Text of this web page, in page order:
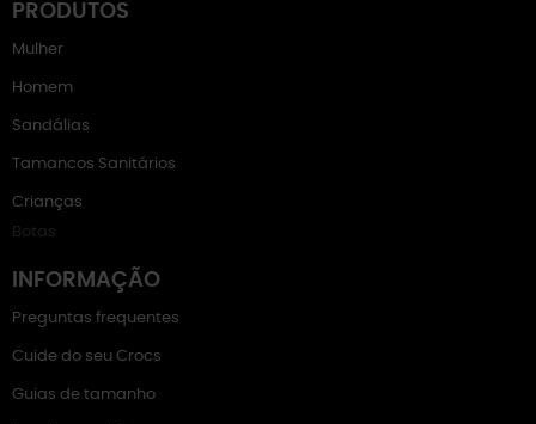
PRODUTOS
Mulher
Homem
Sandálias
Tamancos Sanitários
Crianças
Botas
INFORMAÇÃO
Preguntas frequentes
Cuide do seu Crocs
Guias de tamanho